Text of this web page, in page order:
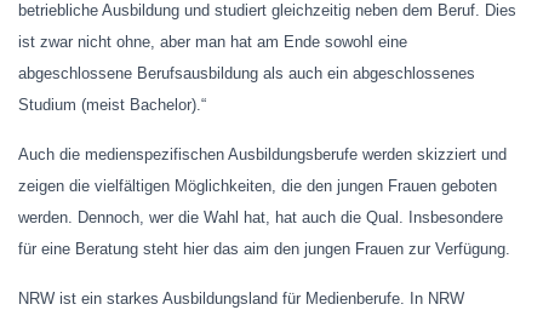
betriebliche Ausbildung und studiert gleichzeitig neben dem Beruf. Dies
ist zwar nicht ohne, aber man hat am Ende sowohl eine
abgeschlossene Berufsausbildung als auch ein abgeschlossenes
Studium (meist Bachelor).“
Auch die medienspezifischen Ausbildungsberufe werden skizziert und
zeigen die vielfältigen Möglichkeiten, die den jungen Frauen geboten
werden. Dennoch, wer die Wahl hat, hat auch die Qual. Insbesondere
für eine Beratung steht hier das aim den jungen Frauen zur Verfügung.
NRW ist ein starkes Ausbildungsland für Medienberufe. In NRW